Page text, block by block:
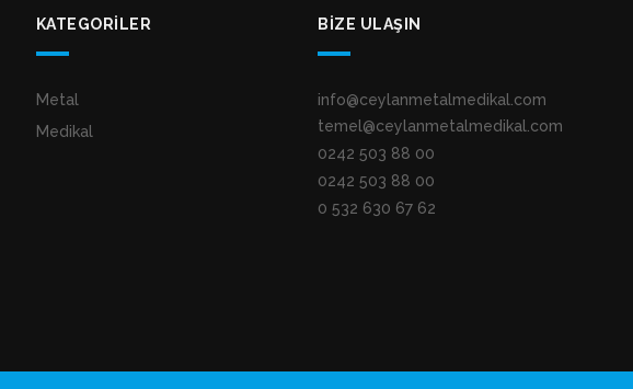
KATEGORILER
Metal
Medikal
BIZE ULAŞIN
info@ceylanmetalmedikal.com
temel@ceylanmetalmedikal.com
0242 503 88 00
0242 503 88 00
0 532 630 67 62